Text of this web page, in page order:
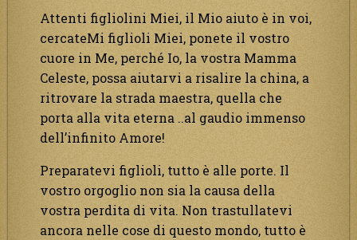
Attenti figliolini Miei, il Mio aiuto è in voi,
cercateMi figlioli Miei, ponete il vostro
cuore in Me, perché Io, la vostra Mamma
Celeste, possa aiutarvi a risalire la china, a
ritrovare la strada maestra, quella che
porta alla vita eterna ..al gaudio immenso
dell’infinito Amore!
Preparatevi figlioli, tutto è alle porte. Il
vostro orgoglio non sia la causa della
vostra perdita di vita. Non trastullatevi
ancora nelle cose di questo mondo, tutto è